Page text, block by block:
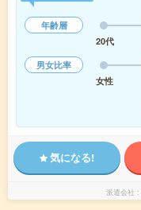
年齢層
20代
男女比率
女性
気になる!
派遣会社